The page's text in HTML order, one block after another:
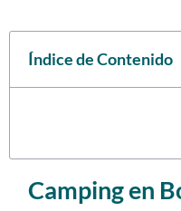
Índice de Contenido
Camping en